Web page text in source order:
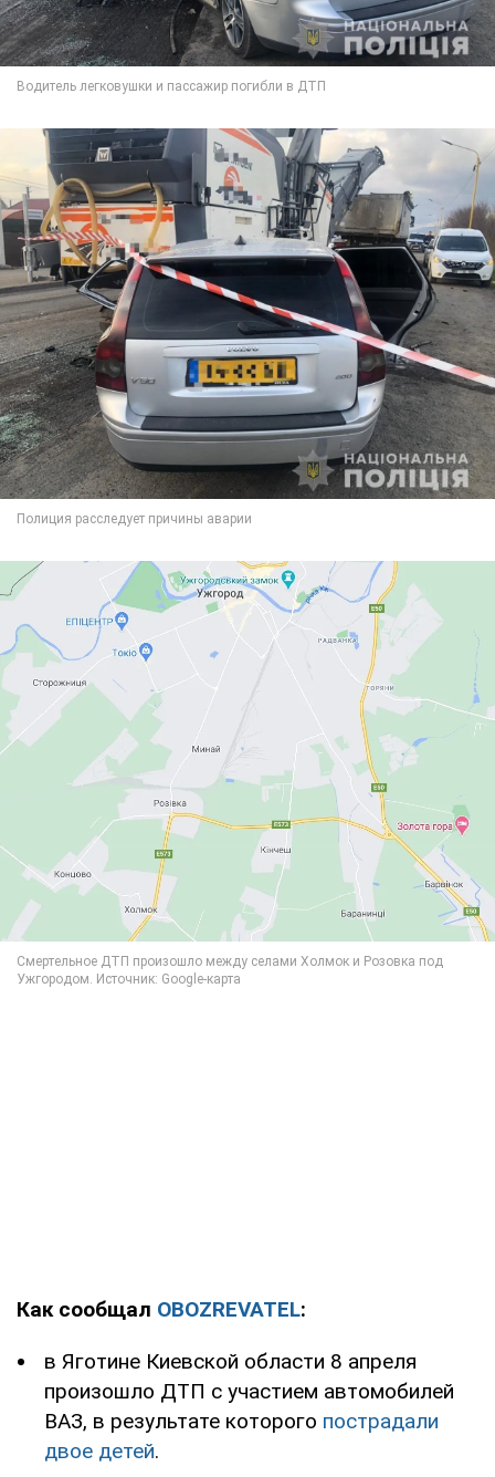
Как сообщал OBOZREVATEL:
в Яготине Киевской области 8 апреля
произошло ДТП с участием автомобилей
ВАЗ, в результате которого пострадали
двое детей.